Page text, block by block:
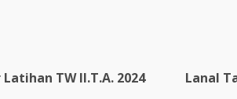
TW II.T.A. 2024
Lanal